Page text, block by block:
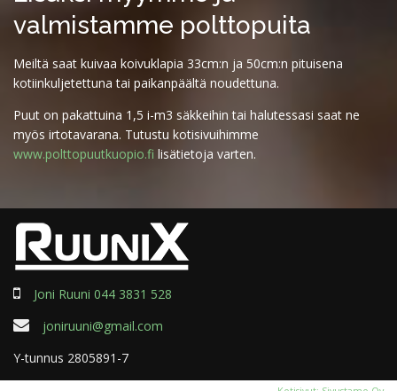
valmistamme polttopuita
Meiltä saat kuivaa koivuklapia 33cm:n ja 50cm:n pituisena
kotiinkuljetettuna tai paikanpäältä noudettuna.
Puut on pakattuina 1,5 i-m3 säkkeihin tai halutessasi saat ne
myös irtotavarana. Tutustu kotisivuihimme
www.polttopuutkuopio.fi lisätietoja varten.
Joni Ruuni 044 3831 528
joniruuni@gmail.com
Y-tunnus 2805891-7